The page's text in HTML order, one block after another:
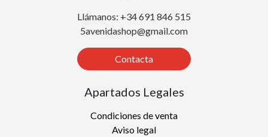
Llámanos: +34 691 846 515
5avenidashop@gmail.com
Contacta
Apartados Legales
Condiciones de venta
Aviso legal